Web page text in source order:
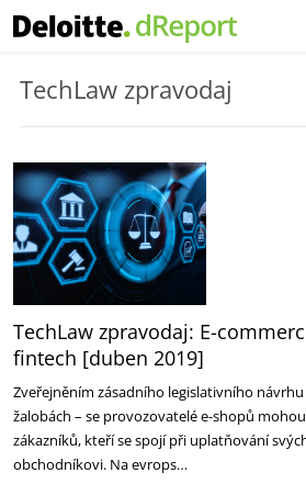
TechLaw zpravodaj
TechLaw zpravodaj: E-
fintech [duben 2019]
Zveřejněním zásadního legislativního
žalobách – se provozovatelé e-shopů
zákazníků, kteří se spojí při uplatňování
obchodníkovi. Na evrops…